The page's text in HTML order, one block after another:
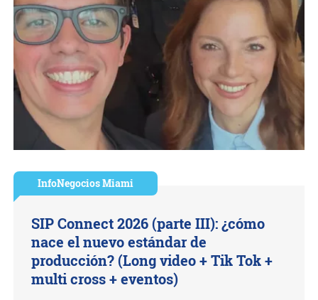
InfoNegocios Miami
SIP Connect 2026 (parte III): ¿cómo
nace el nuevo estándar de
producción? (Long video + Tik Tok +
multi cross + eventos)